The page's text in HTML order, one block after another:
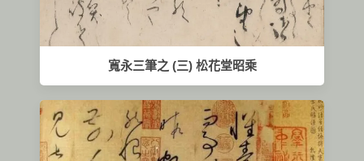
寬永三筆之 (三) 松花堂昭乘